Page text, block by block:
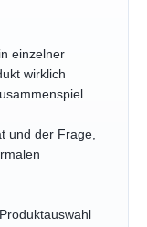
einzelner
wirklich
und der Frage,